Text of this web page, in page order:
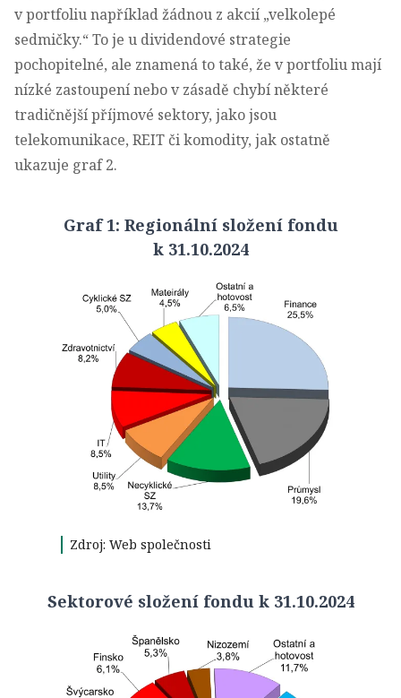
v portfoliu například žádnou z akcií „velkolepé
sedmičky.“ To je u dividendové strategie
pochopitelné, ale znamená to také, že v portfoliu mají
nízké zastoupení nebo v zásadě chybí některé
tradičnější příjmové sektory, jako jsou
telekomunikace, REIT či komodity, jak ostatně
ukazuje graf 2.
Graf 1: Regionální složení fondu
k 31.10.2024
Zdroj: Web společnosti
Sektorové složení fondu k 31.10.2024